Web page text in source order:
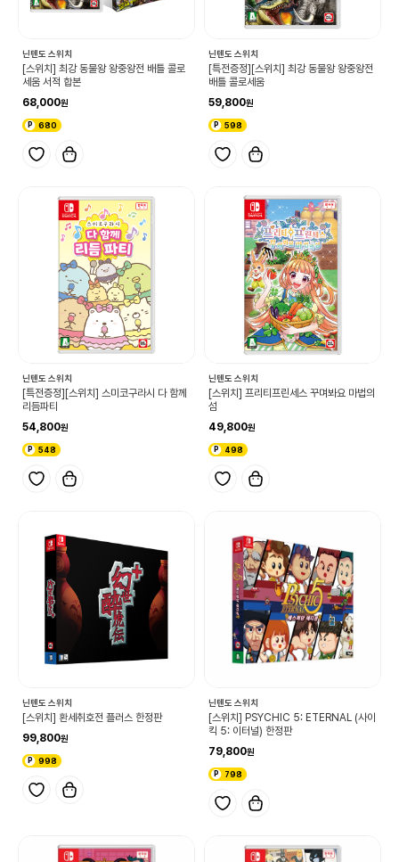
닌텐도 스위치
[스위치] 최강 동물왕 왕중왕전 배틀 콜로
세움 서적 합본
68,000
680
닌텐도 스위치
[특전증정][스위치] 최강 동물왕 왕중왕전
배틀 콜로세움
59,800
598
닌텐도 스위치
[특전증정][스위치] 스미코구라시 다 함께
리듬파티
54,800
548
닌텐도 스위치
[스위치] 프리티프린세스 꾸며봐요 마법의
섬
49,800
498
닌텐도 스위치
[스위치] 환세취호전 플러스 한정판
99,800
998
닌텐도 스위치
[스위치] PSYCHIC 5: ETERNAL (사이
킥 5: 이터널) 한정판
79,800
798